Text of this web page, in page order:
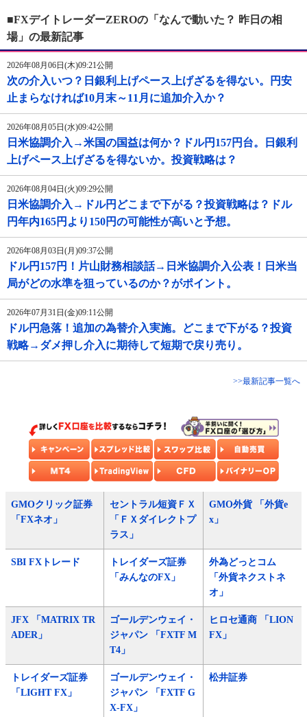
■FXデイトレーダーZEROの「なんで動いた？ 昨日の相
場」の最新記事
2026年08月06日(木)09:21公開
次の介入いつ？日銀利上げペース上げざるを得ない。円安
止まらなければ10月末～11月に追加介入か？
2026年08月05日(水)09:42公開
日米協調介入→米国の国益は何か？ドル円157円台。日銀利
上げペース上げざるを得ないか。投資戦略は？
2026年08月04日(火)09:29公開
日米協調介入→ドル円どこまで下がる？投資戦略は？ドル
円年内165円より150円の可能性が高いと予想。
2026年08月03日(月)09:37公開
ドル円157円！片山財務相談話→日米協調介入公表！日米当
局がどの水準を狙っているのか？がポイント。
2026年07月31日(金)09:11公開
ドル円急落！追加の為替介入実施。どこまで下がる？投資
戦略→ダメ押し介入に期待して短期で戻り売り。
>>最新記事一覧へ
GMOクリック証券
「FXネオ」
セントラル短資ＦＸ
「ＦＸダイレクトプ
ラス」
GMO外貨 「外貨e
x」
SBI FXトレード
トレイダーズ証券
「みんなのFX」
外為どっとコム
「外貨ネクストネ
オ」
JFX 「MATRIX TR
ADER」
ゴールデンウェイ・
ジャパン 「FXTF M
T4」
ヒロセ通商 「LION
FX」
トレイダーズ証券
「LIGHT FX」
ゴールデンウェイ・
ジャパン 「FXTF G
X-FX」
松井証券